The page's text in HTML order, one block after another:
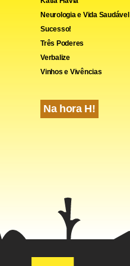
Telegram
Share
Neurologia e Vida Saudável
Sucesso!
Três Poderes
Verbalize
Vinhos e Vivências
Na hora H!